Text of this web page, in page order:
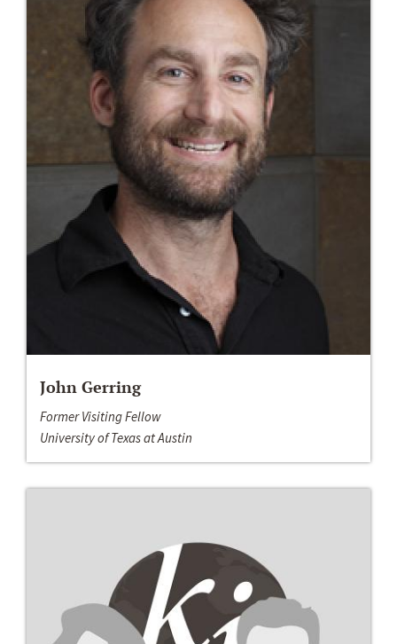
John Gerring
Former Visiting Fellow
University of Texas at Austin